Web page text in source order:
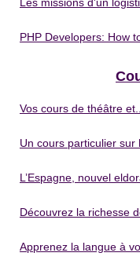
PHP Developers: How
Vos cours de théâtre et...
Un cours particulier sur
L’Espagne, nouvel
Découvrez la richesse
Apprenez la langue à